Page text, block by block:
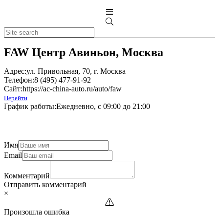
FAW Центр Авиньон, Москва
Адрес:ул. Привольная, 70, г. Москва
Телефон:8 (495) 477-91-92
Сайт:https://ac-china-auto.ru/auto/faw
Перейти
График работы:Ежедневно, с 09:00 до 21:00
Имя
Email
Комментарий
Отправить комментарий
×
Произошла ошибка